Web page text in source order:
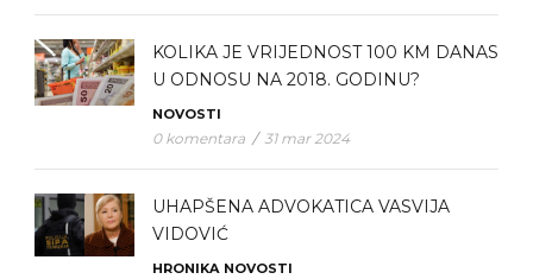
KOLIKA JE VRIJEDNOST 100 KM DANAS
U ODNOSU NA 2018. GODINU?
NOVOSTI
0 komentara / 31 mar 2024
UHAPŠENA ADVOKATICA VASVIJA
VIDOVIĆ
HRONIKA NOVOSTI